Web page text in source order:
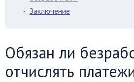
Заключение
Обязан ли
отчислять